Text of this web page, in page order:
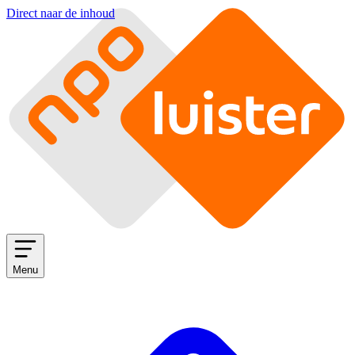
Direct naar de inhoud
Menu